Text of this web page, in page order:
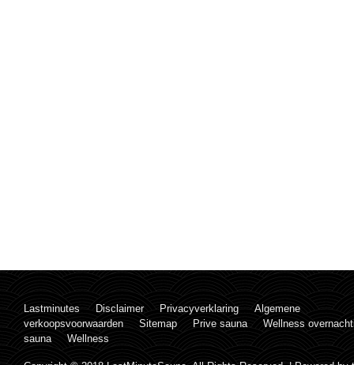
Lastminutes Disclaimer Privacyverklaring
Algemene
verkoopsvoorwaarden
Sitemap Prive sauna
Wellness
sauna
Wellness